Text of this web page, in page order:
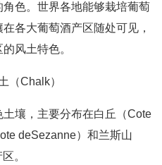
色。世界各地能够栽培葡萄
各大葡萄酒产区随处可见，
风土特色。
（Chalk）
壤，主要分布在白丘（Cote
deSezanne）和兰斯山
。